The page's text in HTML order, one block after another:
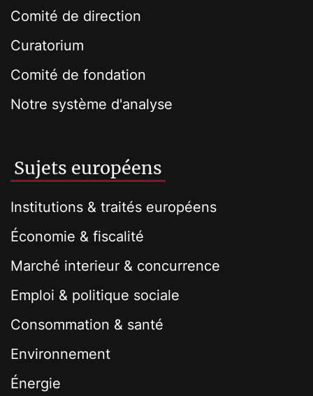
Comité de direction
Curatorium
Comité de fondation
Notre système d'analyse
Sujets européens
Institutions & traités européens
Économie & fiscalité
Marché interieur & concurrence
Emploi & politique sociale
Consommation & santé
Environnement
Énergie